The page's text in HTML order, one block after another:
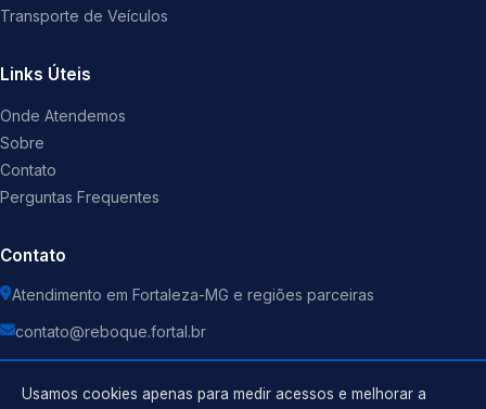
Transporte de Veículos
Links Úteis
Onde Atendemos
Sobre
Contato
Perguntas Frequentes
Contato
Atendimento em Fortaleza-MG e regiões parceiras
contato@reboque.fortal.br
Usamos cookies apenas para medir acessos e melhorar a